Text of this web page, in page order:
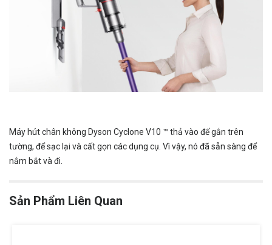
Máy hút chân không Dyson Cyclone V10 ™ thả vào đế gắn trên
tường, để sạc lại và cất gọn các dụng cụ. Vì vậy, nó đã sẵn sàng để
nắm bắt và đi.
Sản Phẩm Liên Quan